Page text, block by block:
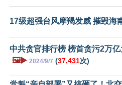
17级超强台风摩羯发威 摧毁海
中共贪官排行榜 榜首贪污2万
🖼️▶️ 2024/9/7 (37,431次)